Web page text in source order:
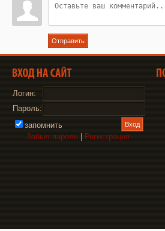
Отправить
Логин:
Пароль:
запомнить
Забыл пароль
Регистрация